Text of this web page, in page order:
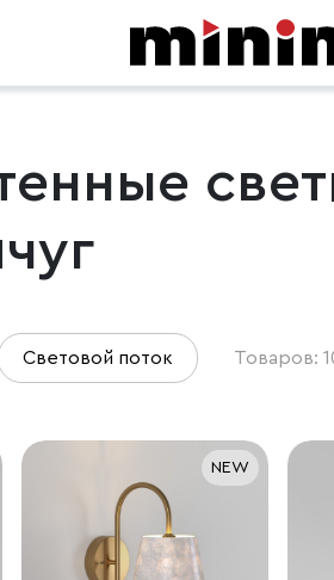
Световой поток Товаров:
NEW